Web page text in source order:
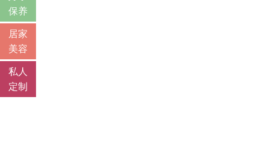
保养
居家
美容
私人
定制